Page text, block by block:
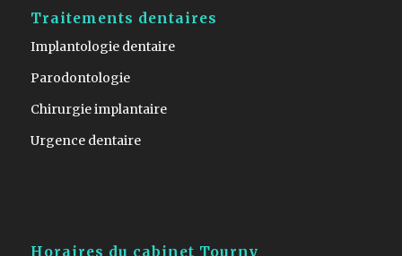
Traitements dentaires
Implantologie dentaire
Parodontologie
Chirurgie implantaire
Urgence dentaire
Horaires du cabinet Tourny